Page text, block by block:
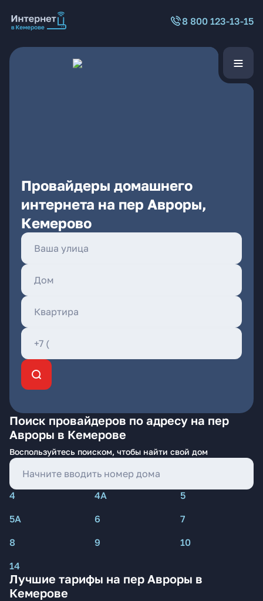
8 800 123-13-15
Провайдеры домашнего
интернета на пер Авроры,
Кемерово
Поиск провайдеров по адресу на пер
Авроры в Кемерове
Воспользуйтесь поиском, чтобы найти свой дом
4 4А
5
5А
6
7
8
9
10
14
Лучшие тарифы на пер Авроры в
Кемерове